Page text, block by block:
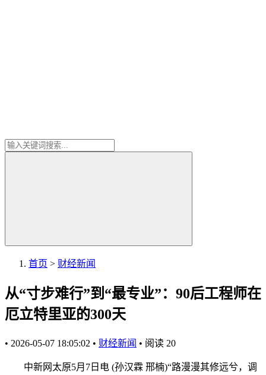
首页 > 财经新闻
从“寸步难行”到“最专业”：90后工程师在
厄立特里亚的300天
• 2026-05-07 18:05:02 • 财经新闻 • 阅读 20
中新网太原5月7日电 (孙汉霖 邢楠)“路漫漫其修远兮，调